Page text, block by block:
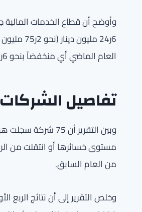
وأوضح أن قطاع الخدمات المالية
العام الماضي أي منخفضاً بنحو 6ر65 مليون دينار (نحو 7ر200 مليون دولار) أو بنحو 7ر72 في المئة.
تفاصيل
من العام السابق.